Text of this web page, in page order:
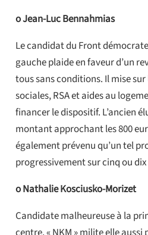
o Jean-Luc Bennahmias
Le candidat du Front
gauche plaide en faveur d’un
tous sans conditions. Il mise
sociales, RSA et aides au
financer le dispositif. L’ancien
montant approchant les 800
également prévenu qu’un tel
progressivement sur cinq ou
o Nathalie Kosciusko-Morizet
Candidate malheureuse à la